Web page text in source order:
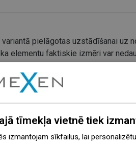
pielāgotas uzstādīšanai
elementu faktiskie izmēri var
un elementu izvietojumu
tīmekļa vietnē tiek
izmantojam sīkfailus, lai